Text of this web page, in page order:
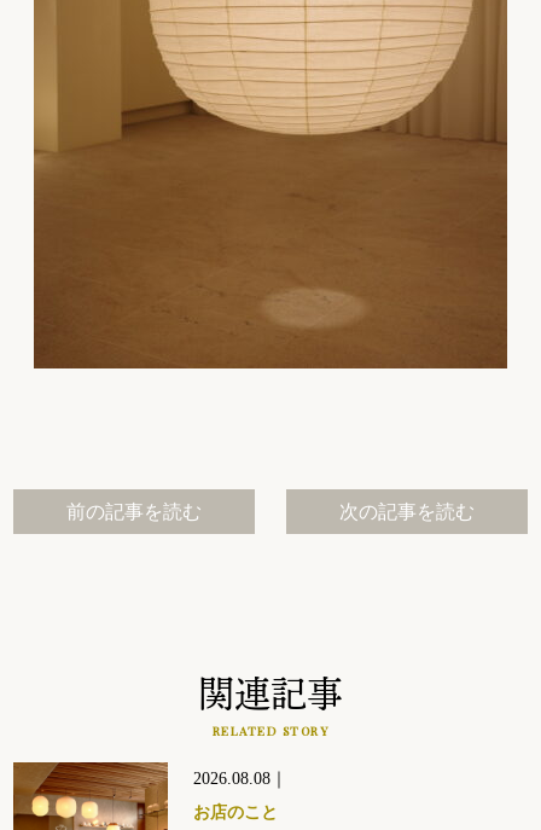
前の記事を読む 次の記事を読む
関連記事
RELATED STORY
2026.08.08｜
お店のこと